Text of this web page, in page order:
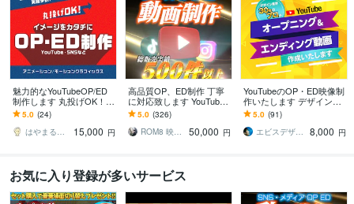
魅力的なYouTubeOP/ED
制作します 丸投げOK！デ
ザインが優れた、高品質
な動画をご提供！
5.0 (24)
はやまるくん【動画・アニメーション制作】
15,000 円
高品質OP、ED制作 丁寧
に対応致します YouTube
初心者からベテランまで
使える豊富なラインナッ
プ
5.0 (326)
ROM8 映像クリエイター
50,000 円
YouTubeのOP・ED映像制
作いたします デザイン業
界のプロがブランドイメ
ージづくりのお手伝い
5.0 (91)
エビスデザイン
8,000 円
お気に入り登録が多いサービス